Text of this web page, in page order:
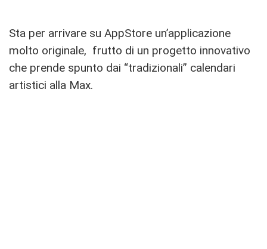
Sta per arrivare su AppStore un’applicazione
molto originale, frutto di un progetto innovativo
che prende spunto dai “tradizionali” calendari
artistici alla Max.